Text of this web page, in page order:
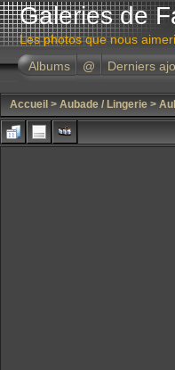
Galeries de
Les photos que nous
Albums
@ Derniers
Accueil > Aubade / Lingerie >